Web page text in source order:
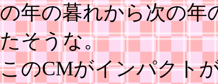
の年の暮れから次の年
たそうな。
このCMがインパクト